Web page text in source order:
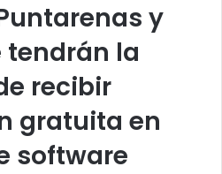
y
tendrán la
recibir
gratuita en
software